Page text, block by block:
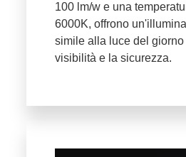
100 lm/w e una
6000K, offrono
simile alla luce del
visibilità e la sicurezza.